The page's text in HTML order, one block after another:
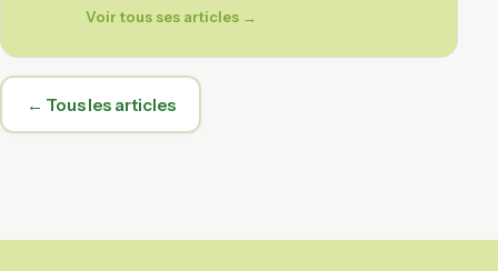
Voir tous ses articles →
← Tous les articles